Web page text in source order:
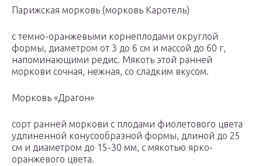
Парижская морковь (морковь Каротель)
с темно-оранжевыми корнеплодами округлой
формы, диаметром от 3 до 6 см и массой до 60 г,
напоминающими редис. Мякоть этой ранней
моркови сочная, нежная, со сладким вкусом.
Морковь «Драгон»
сорт ранней моркови с плодами фиолетового цвета
удлиненной конусообразной формы, длиной до 25
см и диаметром до 15-30 мм, с мякотью ярко-
оранжевого цвета.